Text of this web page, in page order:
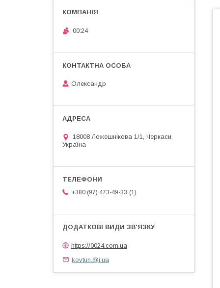
00:24
Олександр
18008 Ложешнікова 1/1, Черкаси,
Україна
+380 (97) 473-49-33 1
https://0024.com.ua
kovtun.@i.ua